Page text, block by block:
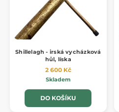
Shillelagh - irská vycházková
hůl, líska
2 600 Kč
Skladem
DO KOŠÍKU